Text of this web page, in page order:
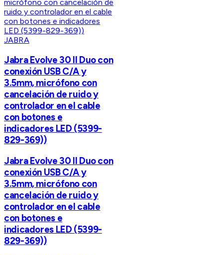
JABRA
Jabra Evolve 30 II Duo con
conexión USB C/A y
3.5mm, micrófono con
cancelación de ruido y
controlador en el cable
con botones e
indicadores LED (5399-
829-369))
Jabra Evolve 30 II Duo con
conexión USB C/A y
3.5mm, micrófono con
cancelación de ruido y
controlador en el cable
con botones e
indicadores LED (5399-
829-369))